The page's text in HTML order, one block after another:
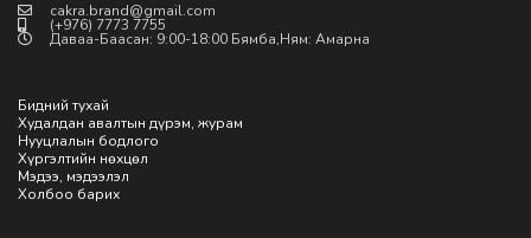
cakra.brand@gmail.com
(+976) 7773 7755
Даваа-Баасан: 9:00-18:00 Бямба,Ням: Амарна
Бидний тухай
Худалдан авалтын дүрэм, журам
Нууцлалын бодлого
Хүргэлтийн нөхцөл
Мэдээ, мэдээлэл
Холбоо барих